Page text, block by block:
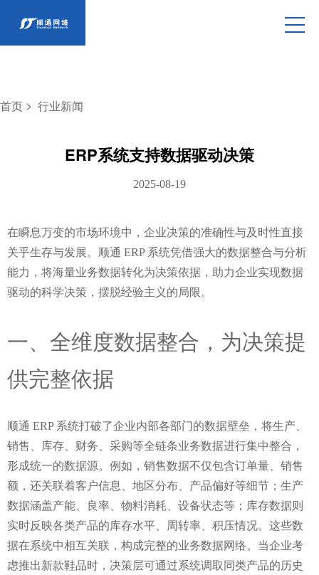
首页 > 行业新闻
ERP系统支持数据驱动决策
2025-08-19
在瞬息万变的市场环境中，企业决策的准确性与及时性直接
关乎生存与发展。顺通 ERP 系统凭借强大的数据整合与分析
能力，将海量业务数据转化为决策依据，助力企业实现数据
驱动的科学决策，摆脱经验主义的局限。
一、全维度数据整合，为决策提
供完整依据
顺通 ERP 系统打破了企业内部各部门的数据壁垒，将生产、
销售、库存、财务、采购等全链条业务数据进行集中整合，
形成统一的数据源。例如，销售数据不仅包含订单量、销售
额，还关联着客户信息、地区分布、产品偏好等细节；生产
数据涵盖产能、良率、物料消耗、设备状态等；库存数据则
实时反映各类产品的库存水平、周转率、积压情况。这些数
据在系统中相互关联，构成完整的业务数据网络。当企业考
虑推出新款鞋品时，决策层可通过系统调取同类产品的历史